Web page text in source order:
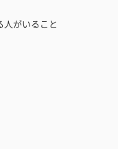
がいること